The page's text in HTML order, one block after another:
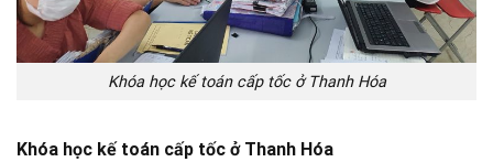
Khóa học kế toán cấp tốc ở Thanh Hóa
Khóa học kế toán cấp tốc ở Thanh Hóa